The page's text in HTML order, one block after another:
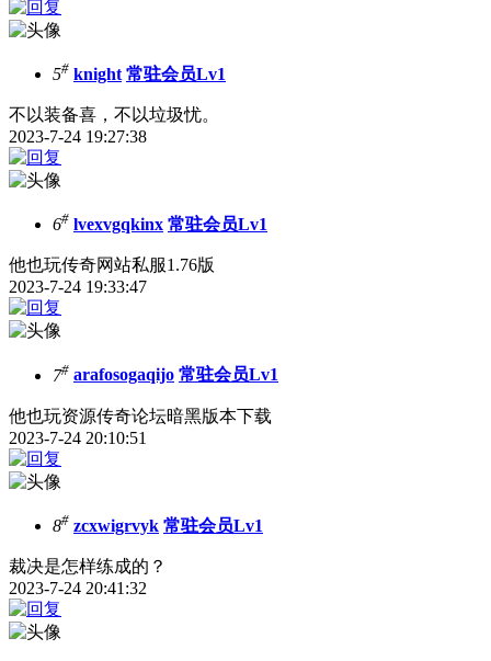
5# knight 常驻会员Lv1
不以装备喜，不以垃圾忧。
2023-7-24 19:27:38
6# lvexvgqkinx 常驻会员Lv1
他也玩传奇网站私服1.76版
2023-7-24 19:33:47
7# arafosogaqijo 常驻会员Lv1
他也玩资源传奇论坛暗黑版本下载
2023-7-24 20:10:51
8# zcxwigrvyk 常驻会员Lv1
裁决是怎样练成的？
2023-7-24 20:41:32